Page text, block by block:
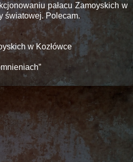
pałacu Zamoyskich w
światowej. Polecam.
w Kozłówce